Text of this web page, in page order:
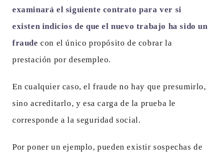
examinará el siguiente contrato para ver si
existen indicios de que el nuevo trabajo ha sido un
fraude con el único propósito de cobrar la
prestación por desempleo.
En cualquier caso, el fraude no hay que presumirlo,
sino acreditarlo, y esa carga de la prueba le
corresponde a la seguridad social.
Por poner un ejemplo, pueden existir sospechas de